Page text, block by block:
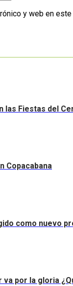
y web en
las Fiestas del
Copacabana
como nuevo
va por la gloria